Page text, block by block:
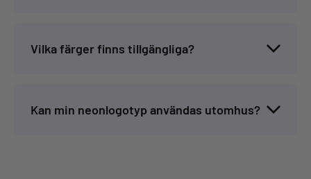
Vilka färger finns tillgängliga?
Kan min neonlogotyp användas utomhus?